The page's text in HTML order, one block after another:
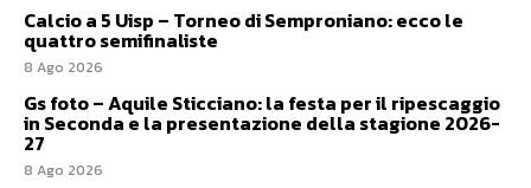
Calcio a 5 Uisp – Torneo di Semproniano: ecco le
quattro semifinaliste
8 Ago 2026
Gs foto – Aquile Sticciano: la festa per il ripescaggio
in Seconda e la presentazione della stagione 2026-
27
8 Ago 2026